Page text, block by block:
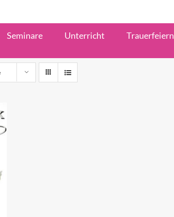
Seminare Unterricht Trauerfeiern